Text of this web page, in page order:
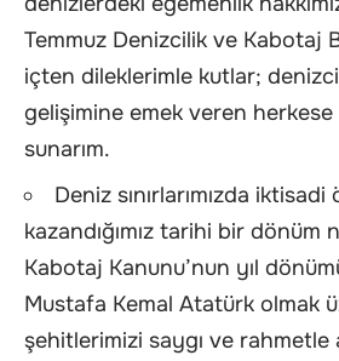
Temmuz Denizcilik ve Kabotaj
içten dileklerimle kutlar;
gelişimine emek veren herkese
sunarım.
Deniz sınırlarımızda
kazandığımız tarihi bir dönüm
Kabotaj Kanunu’nun yıl
Mustafa Kemal Atatürk olmak
şehitlerimizi saygı ve rahmetle